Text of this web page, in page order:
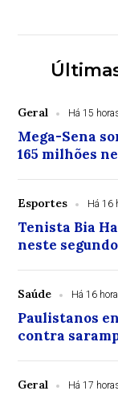
Geral Há 15
Mega-Sena
165 milhões
Esportes Há 16
Tenista Bia
neste
Saúde Há 16
Paulistanos
contra
Geral Há 17